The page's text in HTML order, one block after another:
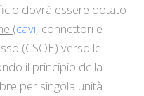
dovrà essere dotato
(cavi, connettori e
(CSOE) verso le
il principio della
per singola unità